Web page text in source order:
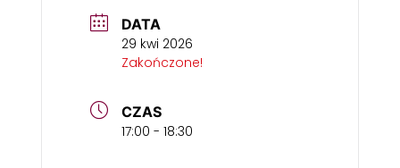
DATA
29 kwi 2026
Zakończone!
CZAS
17:00 - 18:30